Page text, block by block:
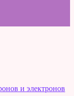
и электронов